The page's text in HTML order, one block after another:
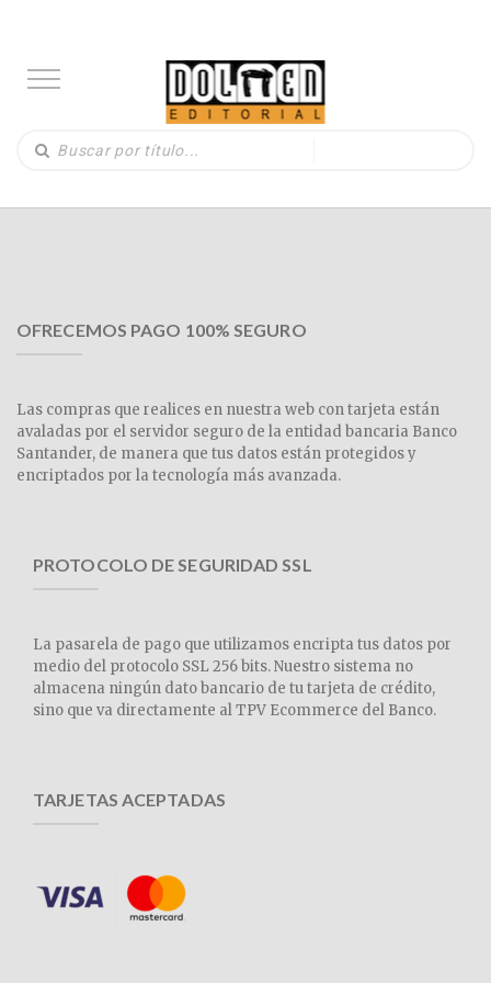
OFRECEMOS PAGO 100% SEGURO
Las compras que realices en nuestra web con tarjeta están
avaladas por el servidor seguro de la entidad bancaria Banco
Santander, de manera que tus datos están protegidos y
encriptados por la tecnología más avanzada.
PROTOCOLO DE SEGURIDAD SSL
La pasarela de pago que utilizamos encripta tus datos por
medio del protocolo SSL 256 bits. Nuestro sistema no
almacena ningún dato bancario de tu tarjeta de crédito,
sino que va directamente al TPV Ecommerce del Banco.
TARJETAS ACEPTADAS